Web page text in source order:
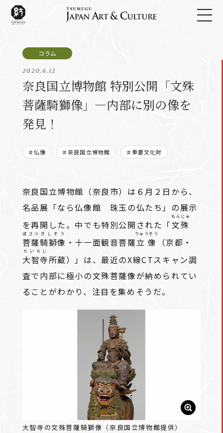
2020.6.12
奈良国立博物館 特別公開「文殊
菩薩騎獅像」―内部に別の像を
発見！
＃仏像 ＃奈良国立博物館 ＃重要文化財
奈良国立博物館（奈良市）は６月２日から、
名品展「なら仏像館 珠玉の仏たち」の展示
を再開した。中でも特別公開された「文殊
もんじゅ
菩薩
ぼさつ
騎獅像
きしぞう
・十一面観音菩薩立像
りゅうぞう
（京都・
大智寺
だいちじ
所蔵）」は、最近のX線CTスキャン調
査で内部に極小の文殊菩薩像が納められてい
ることがわかり、注目を集めそうだ。
大智寺の文殊菩薩騎獅像（奈良国立博物館提供）